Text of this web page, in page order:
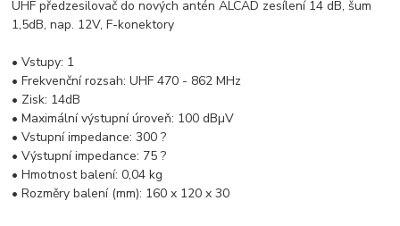
UHF předzesilovač do nových antén ALCAD zesílení 14 dB, šum
1,5dB, nap. 12V, F-konektory
• Vstupy: 1
• Frekvenční rozsah: UHF 470 - 862 MHz
• Zisk: 14dB
• Maximální výstupní úroveň: 100 dBµV
• Vstupní impedance: 300 ?
• Výstupní impedance: 75 ?
• Hmotnost balení: 0,04 kg
• Rozměry balení (mm): 160 x 120 x 30